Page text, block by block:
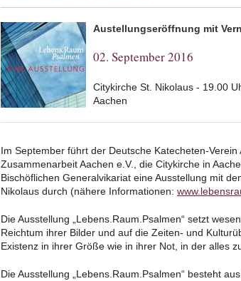
Austellungseröffnung mit
02. September 2016
Citykirche St. Nikolaus - 19.00
Aachen
Im September führt der Deutsche Katecheten-
Zusammenarbeit Aachen e.V., die Citykirche in
Bischöflichen Generalvikariat eine Ausstellung mit
Nikolaus durch (nähere Informationen:
Die Ausstellung „Lebens.Raum.Psalmen“ setzt
Reichtum ihrer Bilder und auf die Zeiten- und
Existenz in ihrer Größe wie in ihrer Not, in der alles
Die Ausstellung „Lebens.Raum.Psalmen“ besteht